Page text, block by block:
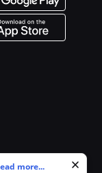
personalize
more...